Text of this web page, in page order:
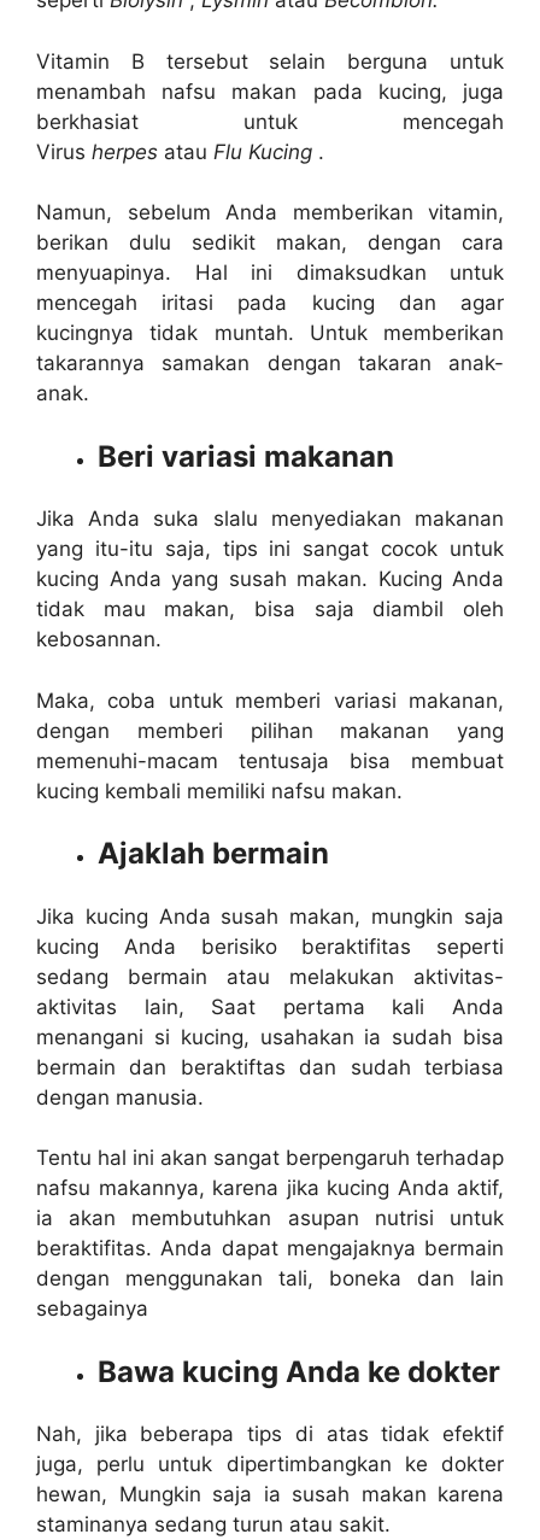
Vitamin B tersebut selain berguna untuk
menambah nafsu makan pada kucing, juga
berkhasiat untuk mencegah
Virus herpes atau Flu Kucing .
Namun, sebelum Anda memberikan vitamin,
berikan dulu sedikit makan, dengan cara
menyuapinya. Hal ini dimaksudkan untuk
mencegah iritasi pada kucing dan agar
kucingnya tidak muntah. Untuk memberikan
takarannya samakan dengan takaran anak-
anak.
Beri variasi makanan
Jika Anda suka slalu menyediakan makanan
yang itu-itu saja, tips ini sangat cocok untuk
kucing Anda yang susah makan. Kucing Anda
tidak mau makan, bisa saja diambil oleh
kebosannan.
Maka, coba untuk memberi variasi makanan,
dengan memberi pilihan makanan yang
memenuhi-macam tentusaja bisa membuat
kucing kembali memiliki nafsu makan.
Ajaklah bermain
Jika kucing Anda susah makan, mungkin saja
kucing Anda berisiko beraktifitas seperti
sedang bermain atau melakukan aktivitas-
aktivitas lain, Saat pertama kali Anda
menangani si kucing, usahakan ia sudah bisa
bermain dan beraktiftas dan sudah terbiasa
dengan manusia.
Tentu hal ini akan sangat berpengaruh terhadap
nafsu makannya, karena jika kucing Anda aktif,
ia akan membutuhkan asupan nutrisi untuk
beraktifitas. Anda dapat mengajaknya bermain
dengan menggunakan tali, boneka dan lain
sebagainya
Bawa kucing Anda ke dokter
Nah, jika beberapa tips di atas tidak efektif
juga, perlu untuk dipertimbangkan ke dokter
hewan, Mungkin saja ia susah makan karena
staminanya sedang turun atau sakit.